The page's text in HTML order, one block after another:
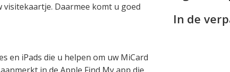
Daarmee komt u goed
en iPads die u helpen om uw MiCard
In de